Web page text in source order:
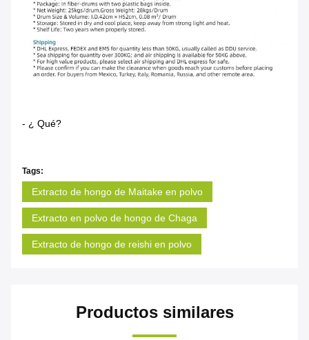
- ¿ Qué?
Tags:
Extracto de hongo de Maitake en polvo
Extracto en polvo de hongo de Chaga
Extracto de hongo de reishi en polvo
Productos similares